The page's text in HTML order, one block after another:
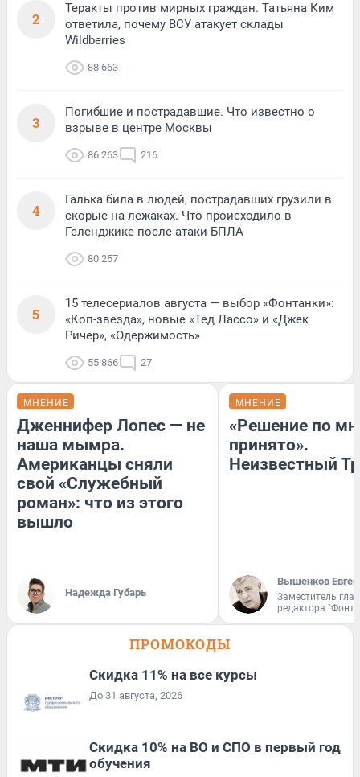
2
Теракты против мирных граждан. Татьяна Ким
ответила, почему ВСУ атакует склады
Wildberries
88 663
3
Погибшие и пострадавшие. Что известно о
взрыве в центре Москвы
86 263 216
4
Галька била в людей, пострадавших грузили в
скорые на лежаках. Что происходило в
Геленджике после атаки БПЛА
80 257
5
15 телесериалов августа — выбор «Фонтанки»:
«Коп-звезда», новые «Тед Лассо» и «Джек
Ричер», «Одержимость»
55 866 27
МНЕНИЕ
Дженнифер Лопес — не
наша мымра.
Американцы сняли
свой «Служебный
роман»: что из этого
вышло
Надежда Губарь
МНЕНИЕ
«Решение по
принято».
Неизвестный
Вышенков
Заместитель
редактора
ПРОМОКОДЫ
Скидка 11% на все курсы
До 31 августа, 2026
Скидка 10% на ВО и СПО в первый год
обучения